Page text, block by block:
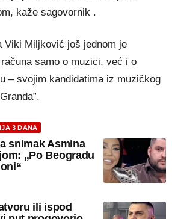
kaže sagovornik .
Viki Miljković još jednom je
samo o muzici, već i o
– svojim kandidatima iz muzičkog
3 DANA
snimak Asmina
„Po Beogradu
ili ispod